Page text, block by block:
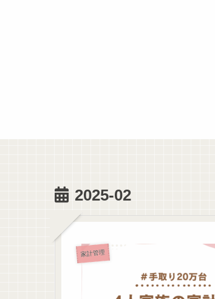
2025-02
家計管理